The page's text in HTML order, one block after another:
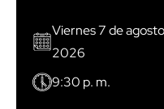
Viernes 7 de
2026
9:30 p. m.